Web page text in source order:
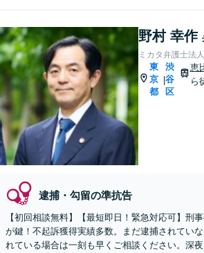
野村 幸作
ミカタ弁護士法
東
京
都
|
渋
谷
区
恵
ら
逮捕・勾留の準抗告
【初回相談無料】【最短即日！緊急対応可】刑
が鍵！不起訴獲得実績多数。まだ逮捕されてい
れている場合は一刻も早くご相談ください。深